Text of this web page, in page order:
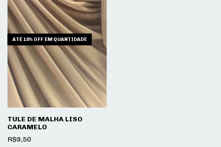
ATÉ 10% OFF EM QUANTIDADE
TULE DE MALHA LISO
CARAMELO
R$9,50